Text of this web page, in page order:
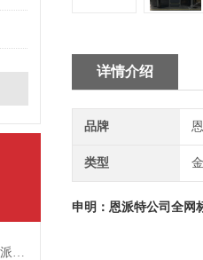
铝屑屑饼机生产厂家推荐：为何恩派特成为金属回收行业的“隐形优选”？
详情介绍
品牌
类型
申明：恩派特公司全网